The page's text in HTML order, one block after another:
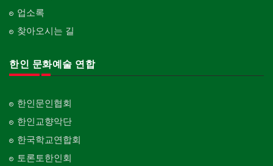
업소록
찾아오시는 길
한인 문화예술 연합
한인문인협회
한인교향악단
한국학교연합회
토론토한인회